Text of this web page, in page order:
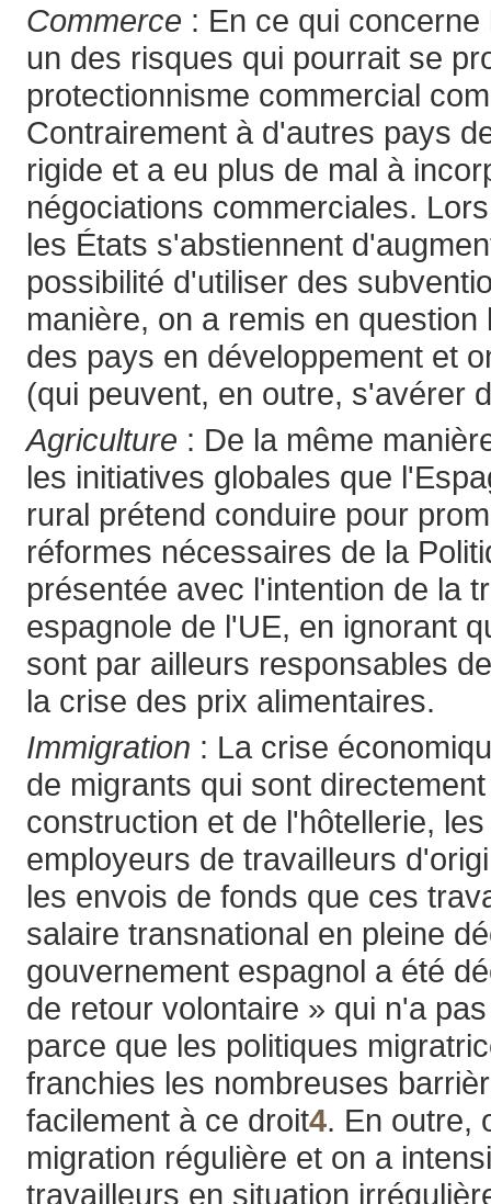
Commerce : En ce qui
un des risques qui pourrait se
protectionnisme commercial
Contrairement à d'autres pays
rigide et a eu plus de mal à
négociations commerciales.
les États s'abstiennent
possibilité d'utiliser des
manière, on a remis en
des pays en développement et
(qui peuvent, en outre, s'avérer
Agriculture : De la même
les initiatives globales que
rural prétend conduire pour
réformes nécessaires de la
présentée avec l'intention de la
espagnole de l'UE, en ignorant
sont par ailleurs responsables
la crise des prix alimentaires.
Immigration : La crise
de migrants qui sont
construction et de l'hôtellerie,
employeurs de travailleurs
les envois de fonds que ces
salaire transnational en pleine
gouvernement espagnol a été
de retour volontaire » qui n'a
parce que les politiques
franchies les nombreuses
facilement à ce droit4. En outre,
migration régulière et on a
travailleurs en situation